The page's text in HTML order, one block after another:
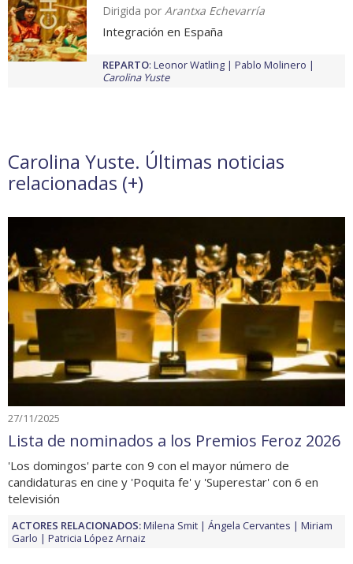
Dirigida por Arantxa Echevarría
Integración en España
REPARTO: Leonor Watling
Pablo Molinero
Carolina Yuste
Carolina Yuste. Últimas noticias
relacionadas (+)
27/11/2025
Lista de nominados a los Premios Feroz 2026
'Los domingos' parte con 9 con el mayor número de
candidaturas en cine y 'Poquita fe' y 'Superestar' con 6 en
televisión
ACTORES RELACIONADOS:Milena Smit Ángela Cervantes
Miriam
Garlo
Patricia López Arnaiz